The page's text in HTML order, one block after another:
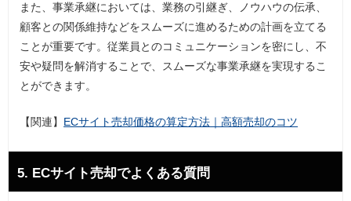
また、事業承継においては、業務の引継ぎ、ノウハウの伝承、
顧客との関係維持などをスムーズに進めるための計画を立てる
ことが重要です。従業員とのコミュニケーションを密にし、不
安や疑問を解消することで、スムーズな事業承継を実現するこ
とができます。
【関連】 ECサイト売却価格の算定方法｜高額売却のコツ
5. ECサイト売却でよくある質問